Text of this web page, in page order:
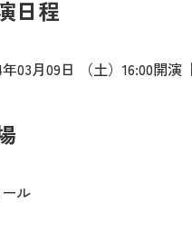
日程
03月09日 （土）16:00開演
ル